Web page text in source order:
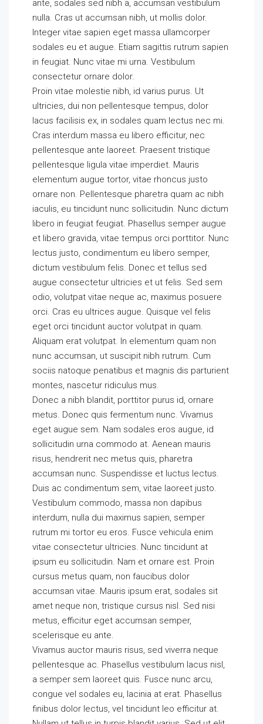
ante, sodales sed nibh a, accumsan vestibulum
nulla. Cras ut accumsan nibh, ut mollis dolor.
Integer vitae sapien eget massa ullamcorper
sodales eu et augue. Etiam sagittis rutrum sapien
in feugiat. Nunc vitae mi urna. Vestibulum
consectetur ornare dolor.
Proin vitae molestie nibh, id varius purus. Ut
ultricies, dui non pellentesque tempus, dolor
lacus facilisis ex, in sodales quam lectus nec mi.
Cras interdum massa eu libero efficitur, nec
pellentesque ante laoreet. Praesent tristique
pellentesque ligula vitae imperdiet. Mauris
elementum augue tortor, vitae rhoncus justo
ornare non. Pellentesque pharetra quam ac nibh
iaculis, eu tincidunt nunc sollicitudin. Nunc dictum
libero in feugiat feugiat. Phasellus semper augue
et libero gravida, vitae tempus orci porttitor. Nunc
lectus justo, condimentum eu libero semper,
dictum vestibulum felis. Donec et tellus sed
augue consectetur ultricies et ut felis. Sed sem
odio, volutpat vitae neque ac, maximus posuere
orci. Cras eu ultrices augue. Quisque vel felis
eget orci tincidunt auctor volutpat in quam.
Aliquam erat volutpat. In elementum quam non
nunc accumsan, ut suscipit nibh rutrum. Cum
sociis natoque penatibus et magnis dis parturient
montes, nascetur ridiculus mus.
Donec a nibh blandit, porttitor purus id, ornare
metus. Donec quis fermentum nunc. Vivamus
eget augue sem. Nam sodales eros augue, id
sollicitudin urna commodo at. Aenean mauris
risus, hendrerit nec metus quis, pharetra
accumsan nunc. Suspendisse et luctus lectus.
Duis ac condimentum sem, vitae laoreet justo.
Vestibulum commodo, massa non dapibus
interdum, nulla dui maximus sapien, semper
rutrum mi tortor eu eros. Fusce vehicula enim
vitae consectetur ultricies. Nunc tincidunt at
ipsum eu sollicitudin. Nam et ornare est. Proin
cursus metus quam, non faucibus dolor
accumsan vitae. Mauris ipsum erat, sodales sit
amet neque non, tristique cursus nisl. Sed nisi
metus, efficitur eget accumsan semper,
scelerisque eu ante.
Vivamus auctor mauris risus, sed viverra neque
pellentesque ac. Phasellus vestibulum lacus nisl,
a semper sem laoreet quis. Fusce nunc arcu,
congue vel sodales eu, lacinia at erat. Phasellus
finibus dolor lectus, vel tincidunt leo efficitur at.